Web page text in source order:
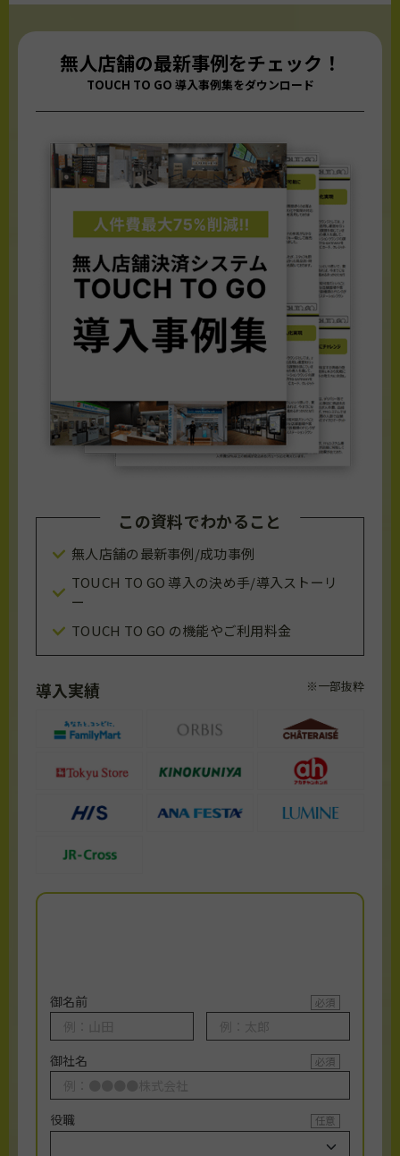
無人店舗の最新事例をチェック！
TOUCH TO GO 導入事例集をダウンロード
この資料でわかること
無人店舗の最新事例/成功事例
TOUCH TO GO 導入の決め手/導入ストーリ
ー
TOUCH TO GO の機能やご利用料金
導入実績 ※一部抜粋